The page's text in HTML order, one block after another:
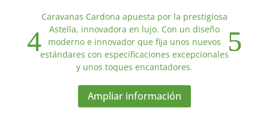
Caravanas Cardona apuesta por la prestigiosa
Astella, innovadora en lujo. Con un diseño
moderno e innovador que fija unos nuevos
estándares con especificaciones excepcionales
y unos toques encantadores.
Ampliar información